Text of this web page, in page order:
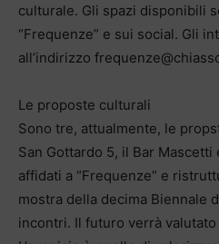
culturale. Gli spazi disponibili
“Frequenze” e sui social. Gli
all’indirizzo
Le proposte culturali
Sono tre, attualmente, le
San Gottardo 5, il Bar
affidati a “Frequenze” e
mostra della decima Biennale
incontri. Il futuro verrà